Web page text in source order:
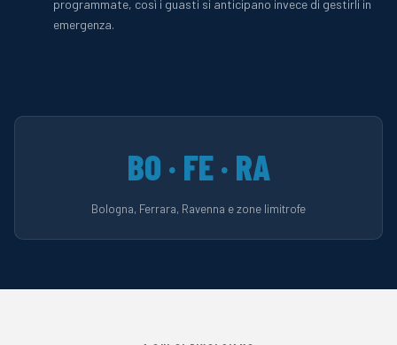
programmate, così i guasti si anticipano invece di gestirli in
emergenza.
BO · FE · RA
Bologna, Ferrara, Ravenna e zone limitrofe